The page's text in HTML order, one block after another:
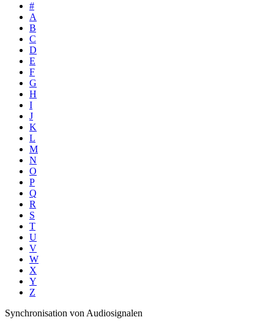
#
A
B
C
D
E
F
G
H
I
J
K
L
M
N
O
P
Q
R
S
T
U
V
W
X
Y
Z
Synchronisation von Audiosignalen